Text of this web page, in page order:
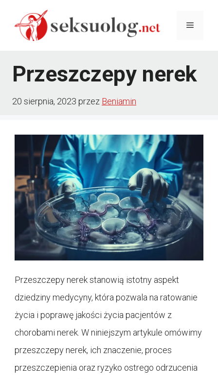
Menu
Przeszczepy nerek
20 sierpnia, 2023 przez Beniamin
Przeszczepy nerek stanowią istotny aspekt
dziedziny medycyny, która pozwala na ratowanie
życia i poprawę jakości życia pacjentów z
chorobami nerek. W niniejszym artykule omówimy
przeszczepy nerek, ich znaczenie, proces
przeszczepienia oraz ryzyko ostrego odrzucenia